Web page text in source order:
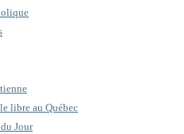
libre au Québec
Jour